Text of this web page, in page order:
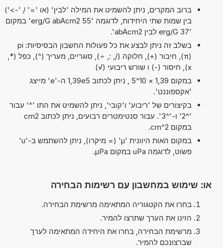
ברוב המקרים, ניתן להשמיט את המילה 'לבין' (או '=' / '->')
בין שמות שתי היחידות, לדוגמה '55 erg/G abAcm2' במקום
'37 erg/G לבין abAcm2'.
בשלב זה ניתן לבצע את כל פעולות החשבון הבסיסיות: pi
(π), חיבור (+), חלוקה (/, :, ÷), סוגריים, מעריך (^), כפל (*,
x), חיסור (-) ו שורש ריבועי (√)
במקום 1,39 × 10^5 , ניתן לכתוב 1,39e5 ה-'e' מייצג
'אקספוננט'.
בקיצורים של 'ריבוע' ו'קובי', ניתן להשמיט את התו '^' עבור
'^2' ו-'^3'. עבור סנטימטרים רבועים, ניתן לכתוב cm2
במקום cm^2.
במקום האות היוונית 'µ' (= מיקרו), ניתן להשתמש ב-'u'
פשוט, לדוגמה uPa במקום µPa.
או: שימוש במחשבון עם רשימות הבחירה
בחרו את הקטגוריה המתאימה מרשימת הבחירה.
הזינו את הערך שתרצו להמיר.
מרשימת הבחירה, בחרו את היחידה המתאימה לערך
שברצונכם להמיר.